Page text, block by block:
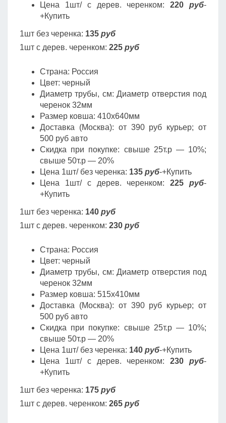
Цена 1шт/ с дерев. черенком:220руб-
+Купить
1шт без черенка: 135 руб
1шт с дерев. черенком: 225 руб
Страна: Россия
Цвет: черный
Диаметр трубы, cм: Диаметр отверстия под
черенок 32мм
Размер ковша: 410х640мм
Доставка (Москва): от 390 руб курьер; от
500 руб авто
Скидка при покупке: свыше 25т.р — 10%;
свыше 50т.р — 20%
Цена 1шт/ без черенка: 135 руб-+Купить
Цена 1шт/ с дерев. черенком:225руб-
+Купить
1шт без черенка: 140 руб
1шт с дерев. черенком: 230 руб
Страна: Россия
Цвет: черный
Диаметр трубы, cм: Диаметр отверстия под
черенок 32мм
Размер ковша: 515х410мм
Доставка (Москва): от 390 руб курьер; от
500 руб авто
Скидка при покупке: свыше 25т.р — 10%;
свыше 50т.р — 20%
Цена 1шт/ без черенка: 140 руб-+Купить
Цена 1шт/ с дерев. черенком:230руб-
+Купить
1шт без черенка: 175 руб
1шт с дерев. черенком: 265 руб